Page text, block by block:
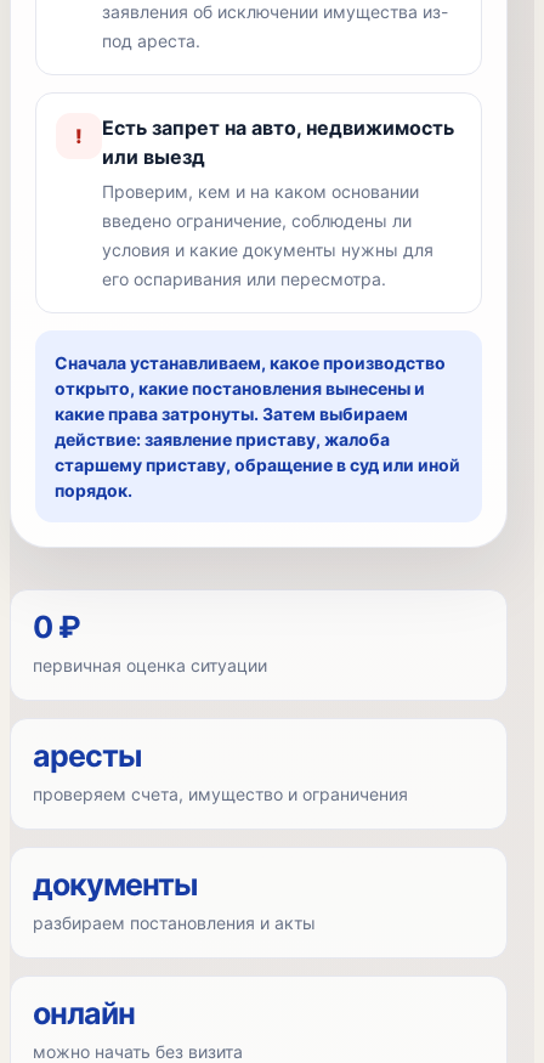
заявления об исключении имущества из-
под ареста.
!
Есть запрет на авто, недвижимость
или выезд
Проверим, кем и на каком основании
введено ограничение, соблюдены ли
условия и какие документы нужны для
его оспаривания или пересмотра.
Сначала устанавливаем, какое производство
открыто, какие постановления вынесены и
какие права затронуты. Затем выбираем
действие: заявление приставу, жалоба
старшему приставу, обращение в суд или иной
порядок.
0 ₽
первичная оценка ситуации
аресты
проверяем счета, имущество и ограничения
документы
разбираем постановления и акты
онлайн
можно начать без визита